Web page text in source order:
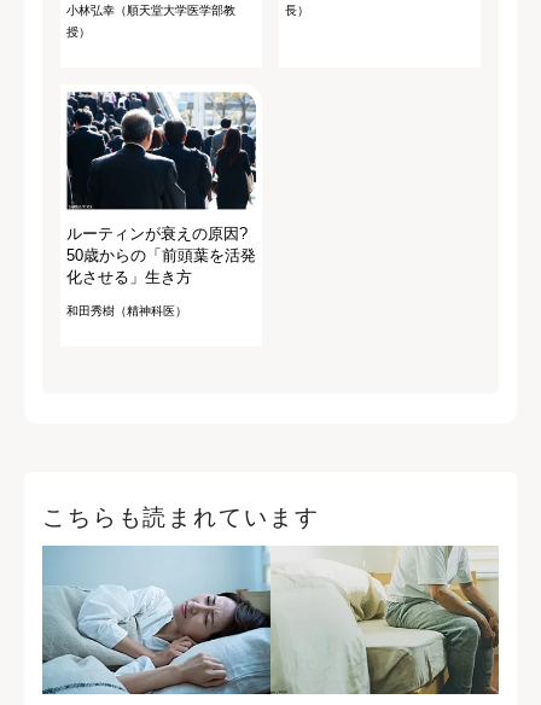
小林弘幸（順天堂大学医学部教
授）
長）
ルーティンが衰えの原因?
50歳からの「前頭葉を活発
化させる」生き方
和田秀樹（精神科医）
こちらも読まれています